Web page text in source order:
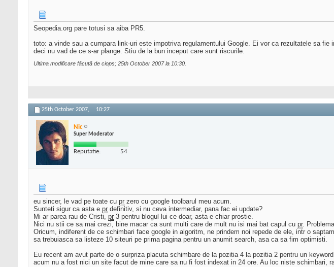
Seopedia.org pare totusi sa aiba PR5.
toto: a vinde sau a cumpara link-uri este impotriva regulamentului Google. Ei vor ca rezultatele sa
deci nu vad de ce s-ar plange. Stiu de la bun inceput care sunt riscurile.
Ultima modificare făcută de ciops; 25th October 2007 la 10:30
25th October 2007, 10:27
Nic
Super Moderator
Reputatie: 54
eu sincer, le vad pe toate cu pr zero cu google toolbarul meu acum.
Sunteti sigur ca asta e pr definitiv, si nu ceva intermediar, pana fac ei update?
Mi ar parea rau de Cristi, pr 3 pentru blogul lui ce doar, asta e chiar prostie.
Nici nu stii ce sa mai crezi, bine macar ca sunt multi care de mult nu isi mai bat capul cu pr.
Oricum, indiferent de ce schimbari face google in algoritm, ne prindem noi repede de ele, intr o
sa trebuiasca sa listeze 10 siteuri pe prima pagina pentru un anumit search, asa ca sa fim optimisti.
Eu recent am avut parte de o surpriza placuta schimbare de la pozitia 4 la pozitia 2 pentru un
acum nu a fost nici un site facut de mine care sa nu fi fost indexat in 24 ore. Au loc niste schimbari,